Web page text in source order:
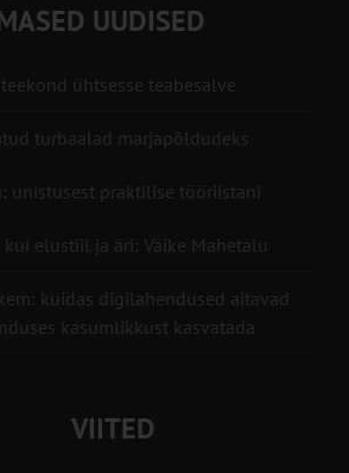
UUDISED
teekond ühtsesse teabesalve
turbaalad marjapõldudeks
unistusest praktilise tööriistani
kui elustiil ja äri: Väike Mahetalu
kuidas digilahendused aitavad
kasumlikkust kasvatada
VIITED